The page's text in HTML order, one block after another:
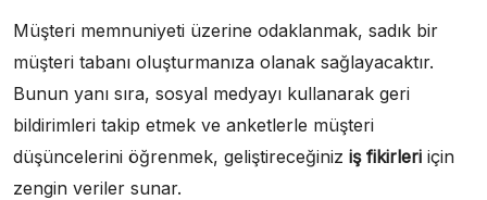
Müşteri memnuniyeti üzerine odaklanmak, sadık bir
müşteri tabanı oluşturmanıza olanak sağlayacaktır.
Bunun yanı sıra, sosyal medyayı kullanarak geri
bildirimleri takip etmek ve anketlerle müşteri
düşüncelerini öğrenmek, geliştireceğiniz iş fikirleri için
zengin veriler sunar.